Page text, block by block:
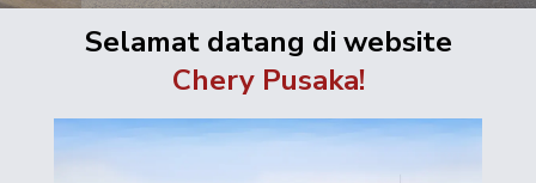
Selamat datang di website
Chery Pusaka!